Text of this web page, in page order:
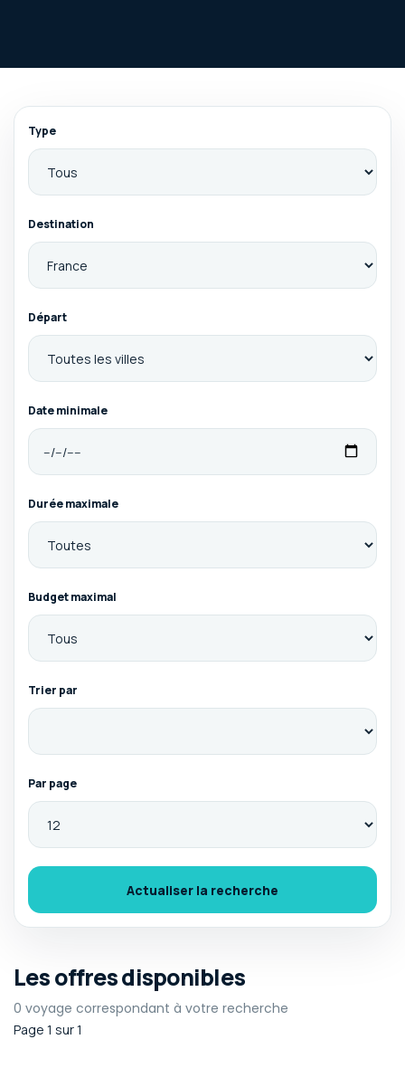
Type
Destination
Départ
Date minimale
Durée maximale
Budget maximal
Trier par
Par page
Actualiser la recherche
Les offres disponibles
0 voyage correspondant à votre recherche
Page 1 sur 1